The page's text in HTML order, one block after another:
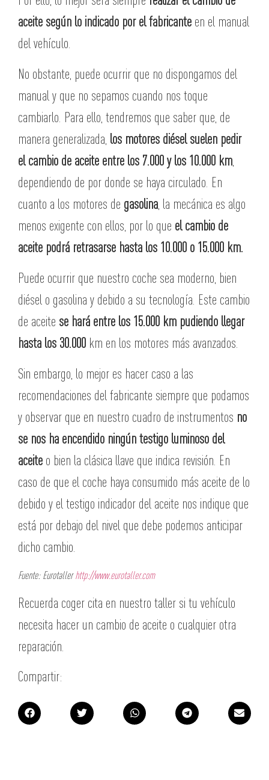
aceite según lo indicado por el fabricante en el manual
del vehículo.
No obstante, puede ocurrir que no dispongamos del
manual y que no sepamos cuando nos toque
cambiarlo. Para ello, tendremos que saber que, de
manera generalizada, los motores diésel suelen pedir
el cambio de aceite entre los 7.000 y los 10.000 km
dependiendo de por donde se haya circulado. En
cuanto a los motores de gasolina , la mecánica es algo
menos exigente con ellos, por lo que el cambio de
aceite podrá retrasarse hasta los 10.000 o 15.000 km.
Puede ocurrir que nuestro coche sea moderno, bien
diésel o gasolina y debido a su tecnología. Este cambio
de aceite se hará entre los 15.000 km pudiendo llegar
hasta los 30.000 km en los motores más avanzados.
Sin embargo, lo mejor es hacer caso a las
recomendaciones del fabricante siempre que podamos
y observar que en nuestro cuadro de instrumentos no
se nos ha encendido ningún testigo luminoso del
aceite o bien la clásica llave que indica revisión. En
caso de que el coche haya consumido más aceite de lo
debido y el testigo indicador del aceite nos indique que
está por debajo del nivel que debe podemos anticipar
dicho cambio.
Fuente: Eurotallerhttp://www.eurotaller.com
Recuerda coger cita en nuestro taller si tu vehículo
necesita hacer un cambio de aceite o cualquier otra
reparación.
Compartir: